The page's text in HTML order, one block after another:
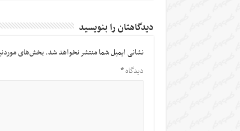
دیدگاهتان را بنویسید
نشانی ایمیل شما منتشر نخواهد شد.بخش‌های
دیدگاه*